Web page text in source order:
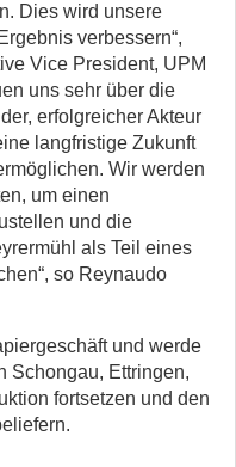
Dies wird unsere
verbessern“,
Vice President, UPM
uns sehr über die
erfolgreicher Akteur
langfristige Zukunft
Wir werden
um einen
und die
als Teil eines
so Reynaudo
und werde
Schongau, Ettringen,
fortsetzen und den